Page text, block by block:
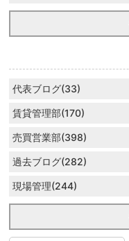
代表ブログ(33)
賃貸管理部(170)
売買営業部(398)
過去ブログ(282)
現場管理(244)